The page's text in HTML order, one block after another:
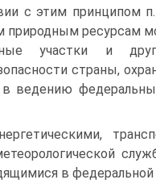
с этим принципом
ресурсам
участки и
страны,
ведению
в